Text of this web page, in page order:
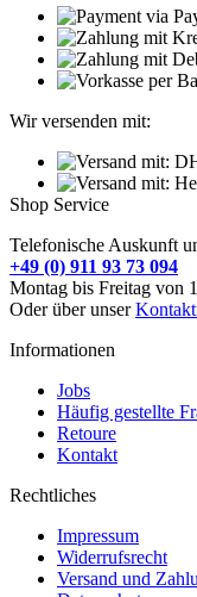
Wir versenden mit:
Shop Service
Telefonische Auskunft
+49 (0) 911 93 73 094
Montag bis Freitag von
Oder über unser
Informationen
Jobs
Häufig gestellte
Retoure
Kontakt
Rechtliches
Impressum
Widerrufsrecht
Versand und